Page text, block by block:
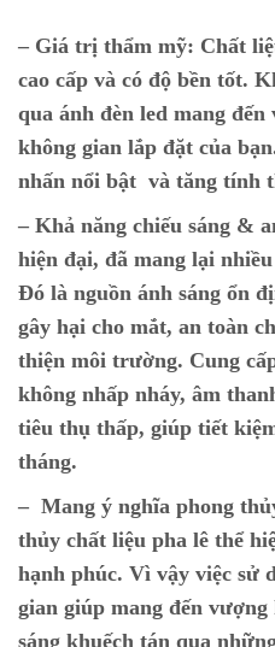
– Giá trị thẩm mỹ: Chất
cao cấp và có độ bền tốt.
qua ánh đèn led mang
không gian lắp đặt của
nhấn nổi bật và tăng tính
– Khả năng chiếu sáng &
hiện đại, đã mang lại
Đó là nguồn ánh sáng ổn
gây hại cho mắt, an toàn
thiện môi trường. Cung
không nhấp nháy, âm
tiêu thụ thấp, giúp tiết
tháng.
– Mang ý nghĩa phong
thủy chất liệu pha lê thể
hạnh phúc. Vì vậy việc sử
gian giúp mang đến
sáng khuếch tán qua